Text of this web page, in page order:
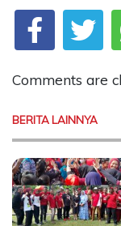
Comments are
BERITA LAINNYA